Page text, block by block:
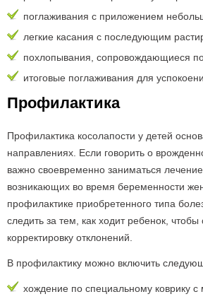
поглаживания с приложением
легкие касания с последующим
похлопывания, сопровождающиеся
итоговые поглаживания для
Профилактика
Профилактика косолапости у детей
направлениях. Если говорить о
важно своевременно заниматься
возникающих во время беременности
профилактике приобретенного типа
следить за тем, как ходит ребенок,
корректировку отклонений.
В профилактику можно включить
хождение по специальному коврику